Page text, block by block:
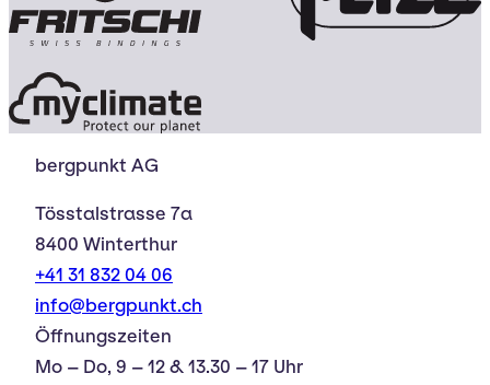
bergpunkt AG
Tösstalstrasse 7a
8400 Winterthur
+41 31 832 04 06
info@bergpunkt.ch
Öffnungszeiten
Mo – Do, 9 – 12 & 13.30 – 17 Uhr